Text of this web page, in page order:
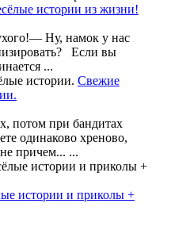
истории из жизни!
Ну, намок у нас
Если вы
...
Свежие
потом при бандитах
одинаково хреново,
причем... ...
истории и приколы +